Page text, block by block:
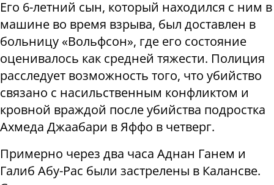
Его 6-летний сын, который находился с ним в
машине во время взрыва, был доставлен в
больницу «Вольфсон», где его состояние
оценивалось как средней тяжести. Полиция
расследует возможность того, что убийство
связано с насильственным конфликтом и
кровной враждой после убийства подростка
Ахмеда Джаабари в Яффо в четверг.
Примерно через два часа Аднан Ганем и
Галиб Абу-Рас были застрелены в Калансве.